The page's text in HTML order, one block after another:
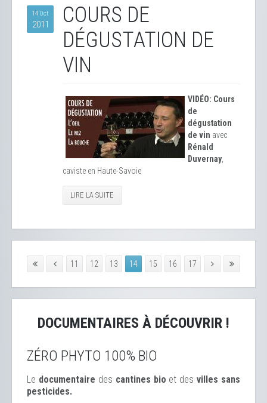
14 Oct
2011
COURS DE
DÉGUSTATION DE
VIN
VIDÉO: Cours
de
dégustation
de vin avec
Rénald
Duvernay,
caviste en Haute-Savoie
LIRE LA SUITE
11 12 13 14 15 16 17
DOCUMENTAIRES À DÉCOUVRIR !
ZÉRO PHYTO 100% BIO
Le documentaire des cantines bio et desvilles sans
pesticides.